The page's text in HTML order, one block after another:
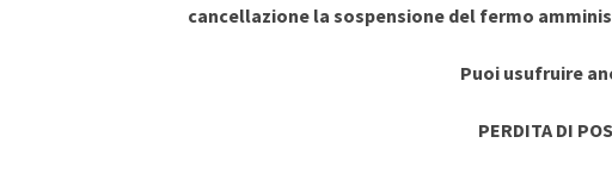
cancellazione la sospensione del fermo
Puoi usufruire
PERDITA DI